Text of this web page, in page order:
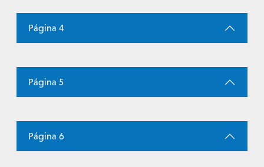
Página 4
Página 5
Página 6